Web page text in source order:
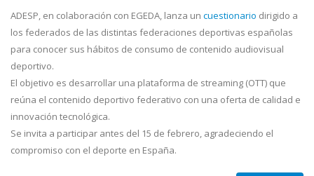
ADESP, en colaboración con EGEDA, lanza un cuestionario dirigido a
los federados de las distintas federaciones deportivas españolas
para conocer sus hábitos de consumo de contenido audiovisual
deportivo.
El objetivo es desarrollar una plataforma de streaming (OTT) que
reúna el contenido deportivo federativo con una oferta de calidad e
innovación tecnológica.
Se invita a participar antes del 15 de febrero, agradeciendo el
compromiso con el deporte en España.